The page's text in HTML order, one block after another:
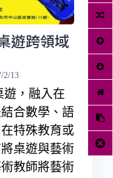
遊跨領域
2/13
遊，融入在
合數學、語
特殊教育或
桌遊與藝術
教師將藝術